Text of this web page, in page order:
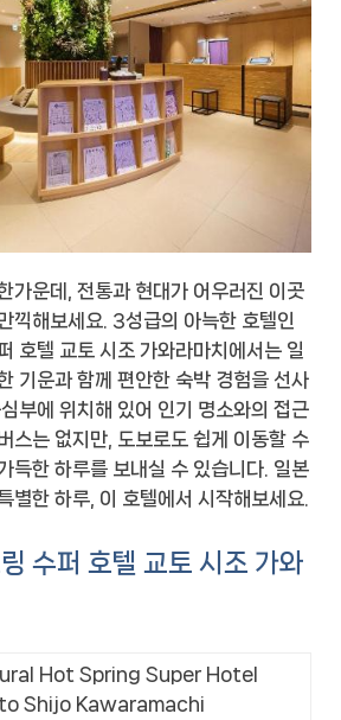
가운데, 전통과 현대가 어우러진 이곳
끽해보세요. 3성급의 아늑한 호텔인
호텔 교토 시조 가와라마치에서는 일
기운과 함께 편안한 숙박 경험을 선사
부에 위치해 있어 인기 명소와의 접근
스는 없지만, 도보로도 쉽게 이동할 수
득한 하루를 보내실 수 있습니다. 일본
별한 하루, 이 호텔에서 시작해보세요.
수퍼 호텔 교토 시조 가와
Hot Spring Super Hotel
Shijo Kawaramachi